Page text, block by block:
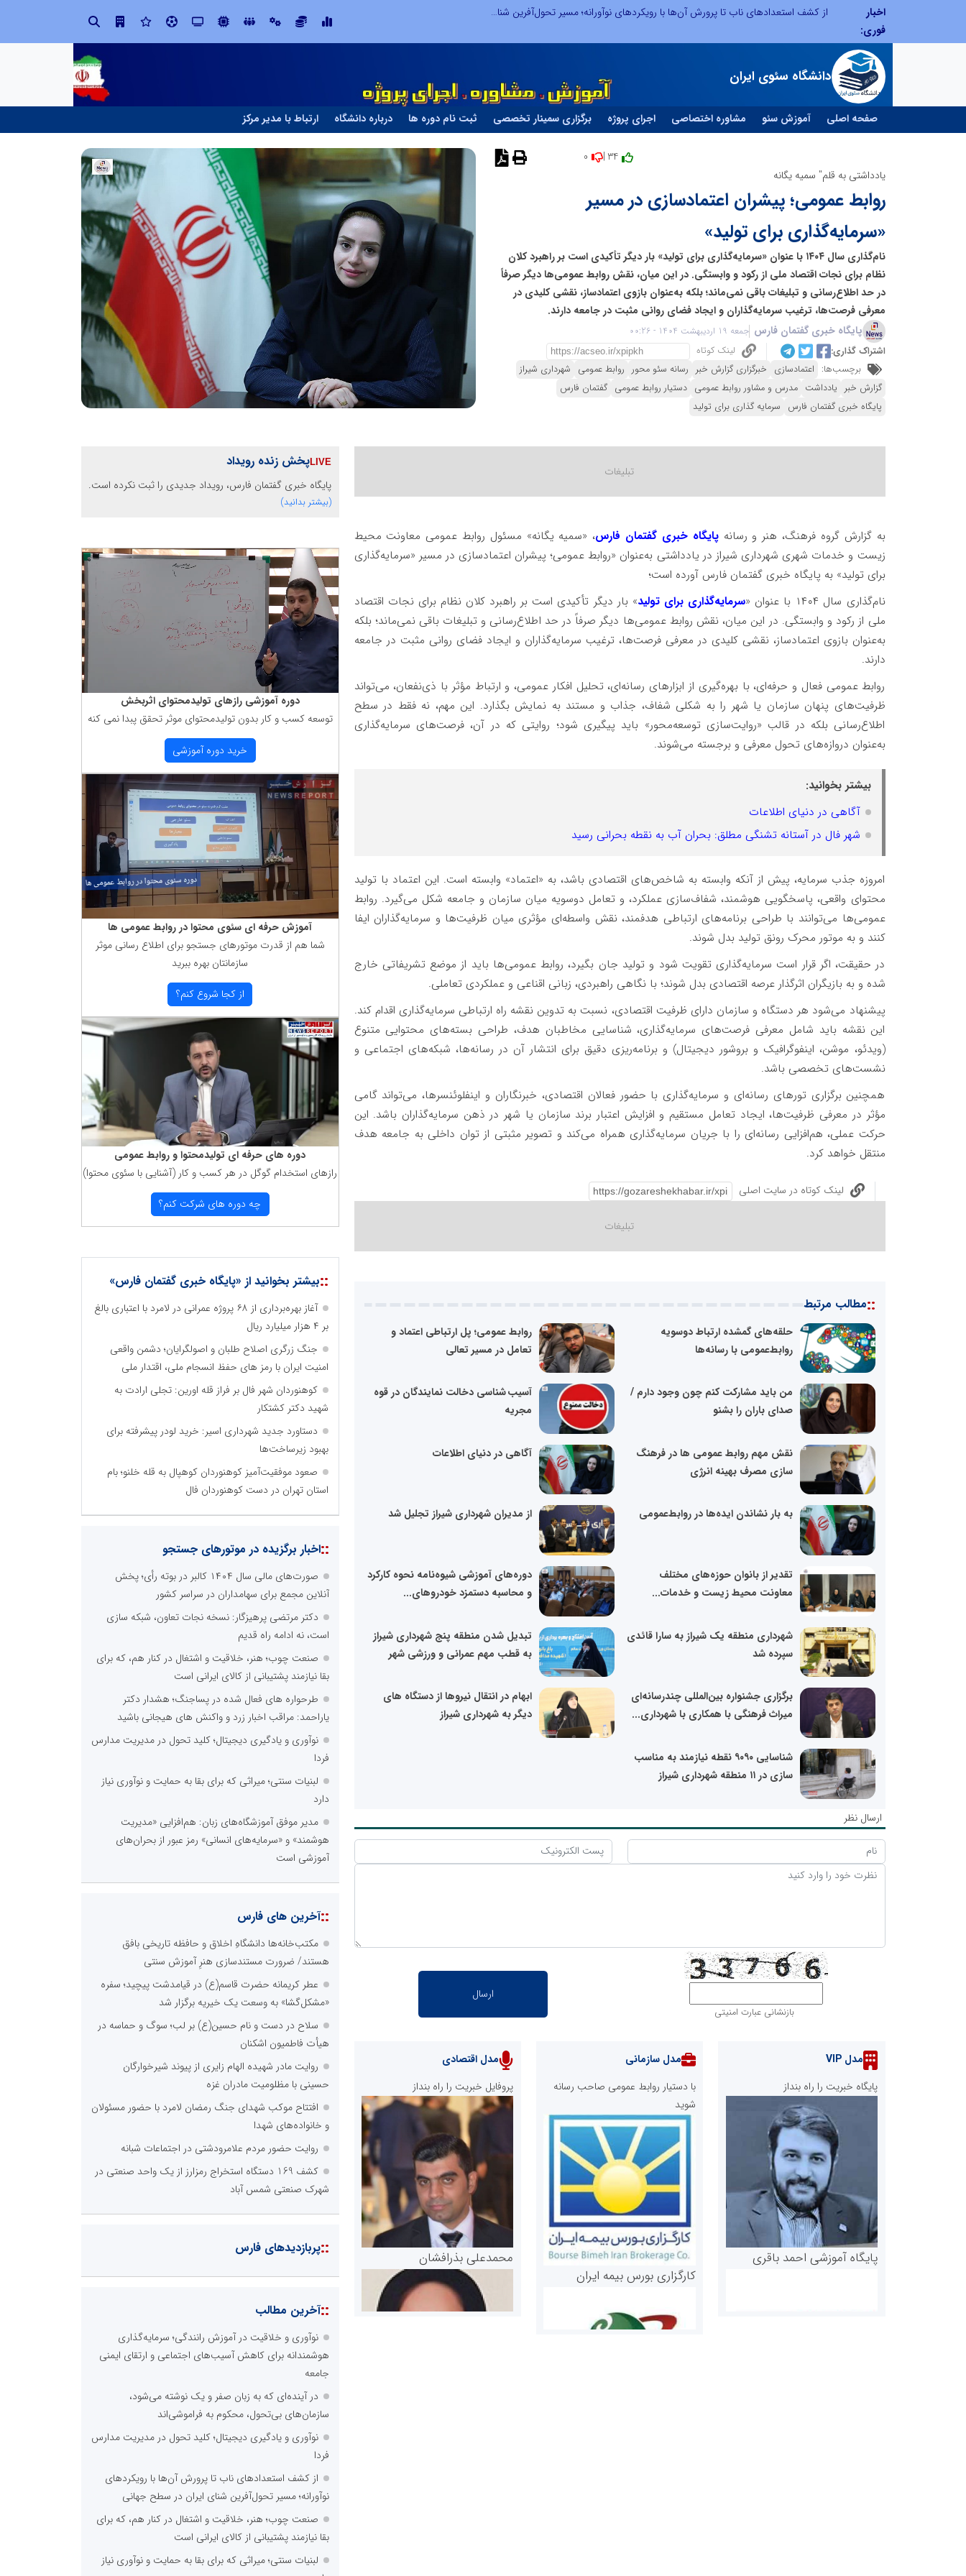
اخبار
فوری:
از کشف استعدادهای ناب تا پرورش آن‌ها با رویکردهای نوآورانه؛ مسیر تحول‌آفرین شنای ایران در سطح جهانی
دانشگاه سئوی ایران
صفحه اصلی آموزش سئو مشاوره اختصاصی اجرای پروژه برگزاری سمینار تخصصی ثبت نام دوره ها درباره دانشگاه ارتباط با مدیر مرکز
یادداشتی به قلم" سمیه یگانه
روابط عمومی؛ پیشران اعتمادسازی در مسیر
«سرمایه‌گذاری برای تولید»
نام‌گذاری سال ۱۴۰۴ با عنوان «سرمایه‌گذاری برای تولید» بار دیگر تأکیدی است بر راهبرد کلان
نظام برای نجات اقتصاد ملی از رکود و وابستگی. در این میان، نقش روابط عمومی‌ها دیگر صرفاً
در حد اطلاع‌رسانی و تبلیغات باقی نمی‌ماند؛ بلکه به‌عنوان بازوی اعتمادساز، نقشی کلیدی در
معرفی فرصت‌ها، ترغیب سرمایه‌گذاران و ایجاد فضای روانی مثبت در جامعه دارند.
پایگاه خبری گفتمان فارس جمعه 19 اردیبهشت 1404 - 00:26
اشتراک گذاری:
لینک کوتاه
برچسب‌ها: اعتمادسازی خبرگزاری گزارش خبر رسانه سئو محور روابط عمومی شهرداری شیراز
گزارش خبر یادداشت مدرس و مشاور روابط عمومی دستیار روابط عمومی گفتمان فارس
پایگاه خبری گفتمان فارس سرمایه گذاری برای تولید
به گزارش گروه فرهنگ، هنر و رسانه پایگاه خبری گفتمان فارس، «سمیه یگانه» مسئول روابط عمومی معاونت محیط
زیست و خدمات شهری شهرداری شیراز در یادداشتی به‌عنوان «روابط عمومی؛ پیشران اعتمادسازی در مسیر «سرمایه‌گذاری
برای تولید» به پایگاه خبری گفتمان فارس آورده است؛
نام‌گذاری سال ۱۴۰۴ با عنوان «
سرمایه‌گذاری برای تولید» بار دیگر تأکیدی است بر راهبرد کلان نظام برای نجات اقتصاد
ملی از رکود و وابستگی. در این میان، نقش روابط عمومی‌ها دیگر صرفاً در حد اطلاع‌رسانی و تبلیغات باقی نمی‌ماند؛ بلکه
به‌عنوان بازوی اعتمادساز، نقشی کلیدی در معرفی فرصت‌ها، ترغیب سرمایه‌گذاران و ایجاد فضای روانی مثبت در جامعه
دارند.
روابط عمومی فعال و حرفه‌ای، با بهره‌گیری از ابزارهای رسانه‌ای، تحلیل افکار عمومی، و ارتباط مؤثر با ذی‌نفعان، می‌تواند
ظرفیت‌های پنهان سازمان یا شهر را به شکلی شفاف، جذاب و مستند به نمایش بگذارد. این مهم، نه فقط در سطح
اطلاع‌رسانی بلکه در قالب «روایت‌سازی توسعه‌محور» باید پیگیری شود؛ روایتی که در آن، فرصت‌های سرمایه‌گذاری
به‌عنوان دروازه‌های تحول معرفی و برجسته می‌شوند.
بیشتر بخوانید:
آگاهی در دنیای اطلاعات
شهر فال در آستانه تشنگی مطلق: بحران آب به نقطه بحرانی رسید
امروزه جذب سرمایه، پیش از آنکه وابسته به شاخص‌های اقتصادی باشد، به «اعتماد» وابسته است. این اعتماد با تولید
محتوای واقعی، پاسخگویی هوشمند، شفاف‌سازی عملکرد، و تعامل دوسویه میان سازمان و جامعه شکل می‌گیرد. روابط
عمومی‌ها می‌توانند با طراحی برنامه‌های ارتباطی هدفمند، نقش واسطه‌ای مؤثری میان ظرفیت‌ها و سرمایه‌گذاران ایفا
کنند و به موتور محرک رونق تولید بدل شوند.
در حقیقت، اگر قرار است سرمایه‌گذاری تقویت شود و تولید جان بگیرد، روابط عمومی‌ها باید از موضع تشریفاتی خارج
شده و به بازیگران اثرگذار عرصه اقتصادی بدل شوند؛ با نگاهی راهبردی، زبانی اقناعی و عملکردی تعاملی.
پیشنهاد می‌شود هر دستگاه و سازمان دارای ظرفیت اقتصادی، نسبت به تدوین نقشه‌ راه ارتباطی سرمایه‌گذاری اقدام کند.
این نقشه باید شامل معرفی فرصت‌های سرمایه‌گذاری، شناسایی مخاطبان هدف، طراحی بسته‌های محتوایی متنوع
(ویدئو، موشن، اینفوگرافیک و بروشور دیجیتال) و برنامه‌ریزی دقیق برای انتشار آن در رسانه‌ها، شبکه‌های اجتماعی و
نشست‌های تخصصی باشد.
همچنین برگزاری تورهای رسانه‌ای و سرمایه‌گذاری با حضور فعالان اقتصادی، خبرنگاران و اینفلوئنسرها، می‌تواند گامی
مؤثر در معرفی ظرفیت‌ها، ایجاد تعامل مستقیم و افزایش اعتبار برند سازمان یا شهر در ذهن سرمایه‌گذاران باشد. این
حرکت عملی، هم‌افزایی رسانه‌ای را با جریان سرمایه‌گذاری همراه می‌کند و تصویر مثبتی از توان داخلی به جامعه هدف
منتقل خواهد کرد.
لینک کوتاه در سایت اصلی
::مطالب مرتبط
حلقه‌های گمشده ارتباط دوسویه
روابط‌عمومی با رسانه‌ها
روابط عمومی؛ پل ارتباطی اعتماد و
تعامل در مسیر تعالی
من باید مشارکت کنم چون وجود دارم /
صدای باران را بشنو
آسیب شناسی دخالت نمایندگان در قوه
مجریه
نقش مهم روابط عمومی ها در فرهنگ
سازی مصرف بهینه انرژی
آگاهی در دنیای اطلاعات
به بار نشاندن ایده‌ها در روابط‌عمومی از مدیران شهرداری شیراز تجلیل شد
تقدیر از بانوان حوزه‌های مختلف
معاونت محیط زیست و خدمات...
دوره‌های آموزشی شیوه‌نامه نحوه کارکرد
و محاسبه دستمزد خودروهای...
شهرداری منطقه یک شیراز به سارا قائدی
سپرده شد
تبدیل شدن منطقه پنج شهرداری شیراز
به قطب مهم عمرانی و ورزشی شهر
برگزاری جشنواره بین‌المللی چندرسانه‌ای
میراث فرهنگی با همکاری با شهرداری...
ابهام در انتقال نیروها از دستگاه های
دیگر به شهرداری شیراز
شناسایی ۹۰۹۰ نقطه نیازمند به مناسب
سازی در ۱۱ منطقه شهرداری شیراز
ارسال نظر
بازنشانی عبارت امنیتی
مدل VIP
پایگاه خبریت را راه بنداز
پایگاه آموزشی احمد باقری
مدل سازمانی
با دستیار روابط عمومی صاحب رسانه
شوید
کارگزاری بورس بیمه ایران
مدل اقتصادی
پروفایل خبریت را راه بنداز
محمدعلی بذرافشان
پخش زنده رویداد
پایگاه خبری گفتمان فارس، رویداد جدیدی را ثبت نکرده است.
(بیشتر بدانید)
دوره آموزشی رازهای تولیدمحتوای اثربخش
توسعه كسب و كار بدون تولیدمحتوای موثر تحقق پبدا نمی كنه
خرید دوره آموزشی
آموزش حرفه ای سئوی محتوا در روابط عمومی ها
شما هم از قدرت موتورهای جستجو برای اطلاع رسانی موثر
سازمانتان بهره ببرید
از كجا شروع كنم؟
دوره های حرفه ای تولیدمحتوا و روابط عمومی
رازهای استخدام گوگل در هر كسب و كار (آشنایی با سئوی محتوا)
چه دوره های شركت كنم؟
::بیشتر بخوانید از «پایگاه خبری گفتمان فارس»
آغاز بهره‌برداری از ۶۸ پروژه عمرانی در لامرد با اعتباری بالغ
بر ۴ هزار میلیارد ریال
جنگ زرگری اصلاح طلبان و اصولگرایان؛ دشمن واقعی
امنیت ایران با رمز های حفظ انسجام ملی، اقتدار ملی
کوهنوردان شهر فال بر فراز قله اورین: تجلی ارادت به
شهید دکتر کشتکار
دستاورد جدید شهرداری اسیر: خرید لودر پیشرفته برای
بهبود زیرساخت‌ها
صعود موفقیت‌آمیز کوهنوردان کوهپال به قله خلنو؛ بام
استان تهران در دست کوهنوردان فال
::اخبار برگزیده در موتورهای جستجو
صورت‌های مالی سال ۱۴۰۴ کالبر در بوته رأی؛ پخش
آنلاین مجمع برای سهامداران در سراسر کشور
دکتر مرتضی پرهیزگار: نسخه نجات تعاون، شبکه سازی
است، نه ادامه راه قدیم
صنعت چوب؛ هنر، خلاقیت و اشتغال در کنار هم، که برای
بقا نیازمند پشتیبانی از کالای ایرانی است
طرحواره های فعال شده در پساجنگ؛ هشدار دکتر
یاراحمد: مراقب اخبار زرد و واکنش های هیجانی باشید
نوآوری و یادگیری دیجیتال؛ کلید تحول در مدیریت مدارس
فردا
لبنیات سنتی؛ میراثی که برای بقا به حمایت و نوآوری نیاز
دارد
مدیر موفق آموزشگاه‌های زبان: هم‌افزایی «مدیریت
هوشمند» و «سرمایه‌های انسانی» رمز عبور از بحران‌های
آموزشی است
::آخرین های فارس
مکتب‌خانه‌ها دانشگاهِ اخلاق و حافظه تاریخی بافق
هستند/ ضرورت مستندسازی هنرِ آموزش سنتی
عطر کریمانه حضرت قاسم(ع) در قیامدشت پیچید؛ سفره
«مشکل‌گشا» به وسعت یک خیریه برگزار شد
سلاح در دست و نام حسین(ع) بر لب؛ سوگ و حماسه در
هیأت فاطمیون اشکنان
روایت مادر شهیده الهام زایری از پیوند شیرخوارگان
حسینی با مظلومیت مادران غزه
افتتاح موکب شهدای جنگ رمضان لامرد با حضور مسئولان
و خانواده‌های شهدا
روایت حضور مردم علامرودشتی در اجتماعات شبانه
کشف 169 دستگاه استخراج رمزارز از یک واحد صنعتی در
شهرک صنعتی شمس آباد
::پربازدیدهای فارس
::آخرین مطالب
نوآوری و خلاقیت در آموزش رانندگی؛ سرمایه‌گذاری
هوشمندانه برای کاهش آسیب‌های اجتماعی و ارتقای ایمنی
جامعه
در آینده‌ای که به زبان صفر و یک نوشته می‌شود،
سازمان‌های بی‌تحول، محکوم به فراموشی‌اند
نوآوری و یادگیری دیجیتال؛ کلید تحول در مدیریت مدارس
فردا
از کشف استعدادهای ناب تا پرورش آن‌ها با رویکردهای
نوآورانه؛ مسیر تحول‌آفرین شنای ایران در سطح جهانی
صنعت چوب؛ هنر، خلاقیت و اشتغال در کنار هم، که برای
بقا نیازمند پشتیبانی از کالای ایرانی است
لبنیات سنتی؛ میراثی که برای بقا به حمایت و نوآوری نیاز